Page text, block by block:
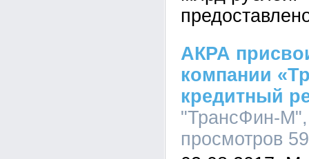
АКРА
компании
кредитный
"ТрансФин-
просмотров